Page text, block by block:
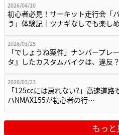
2026/04/10
初心者必見！サーキット走行会「
う」体験記｜ツナギなしでも楽し
2026/03/25
「でしょうね案件」ナンバープレ
タ』したカスタムバイクは、違反
2026/03/23
「125ccには戻れない?」高速道路
ハNMAX155が初心者の行…
もっと